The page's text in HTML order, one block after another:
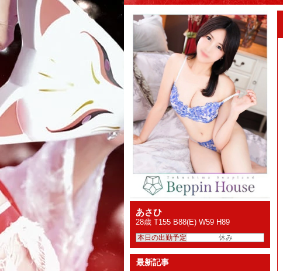
あさひ
28歳 T155 B88(E) W59 H89
本日の出勤予定 休み
最新記事